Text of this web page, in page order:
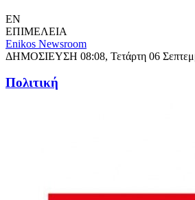
EN
ΕΠΙΜΕΛΕΙΑ
Enikos Newsroom
ΔΗΜΟΣΙΕΥΣΗ 08:08, Τετάρτη 06
Πολιτική